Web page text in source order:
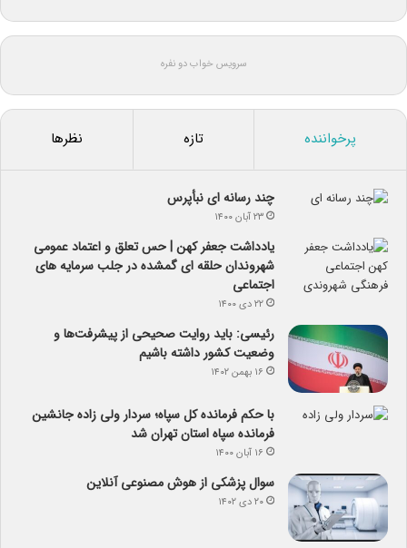
سرویس خواب دو نفره
پرخواننده تازه نظرها
چند رسانه ای نبأپرس
۲۳ آبان ۱۴۰۰
یادداشت جعفر کهن | حس تعلق و اعتماد عمومی
شهروندان حلقه ای گمشده در جلب سرمایه های
اجتماعی
۲۲ دی ۱۴۰۰
رئیسی: باید روایت صحیحی از پیشرفت‌ها و
وضعیت کشور داشته باشیم
۱۶ بهمن ۱۴۰۲
با حکم فرمانده کل سپاه؛ سردار ولی زاده جانشین
فرمانده سپاه استان تهران شد
۱۶ آبان ۱۴۰۰
سوال پزشکی از هوش مصنوعی آنلاین
۲۰ دی ۱۴۰۲